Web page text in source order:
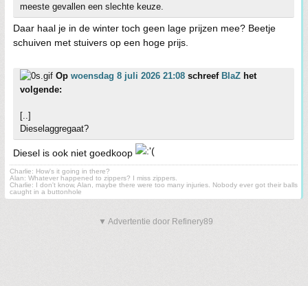
meeste gevallen een slechte keuze.
Daar haal je in de winter toch geen lage prijzen mee? Beetje
schuiven met stuivers op een hoge prijs.
Op woensdag 8 juli 2026 21:08 schreef BlaZ het
volgende:
[..]
Dieselaggregaat?
Diesel is ook niet goedkoop
Charlie: How's it going in there?
Alan: Whatever happened to zippers? I miss zippers.
Charlie: I don't know, Alan, maybe there were too many injuries. Nobody ever got their balls
caught in a buttonhole
▼ Advertentie door Refinery89